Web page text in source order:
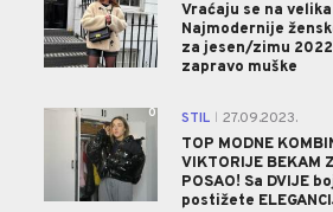
Vraćaju se na
Najmodernije
za jesen/zimu
zapravo muške
0 STIL
27.09.2023.
TOP MODNE
VIKTORIJE BEKAM
POSAO! Sa DVIJE
postižete